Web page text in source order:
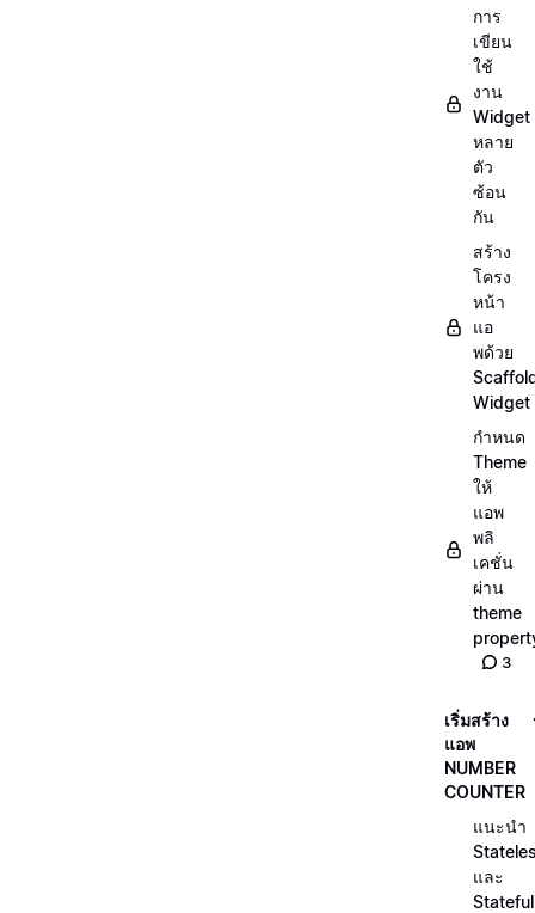
การ
เขียน
ใช้
งาน
Widget
หลาย
ตัว
ซ้อน
กัน
สร้าง
โครง
หน้า
แอ
พด้วย
Widget
กำหนด
Theme
ให้
แอพ
พลิ
เคชั่น
ผ่าน
theme
3
เริ่มสร้าง
แอพ
NUMBER
COUNTER
แนะนำ
และ
Stateful